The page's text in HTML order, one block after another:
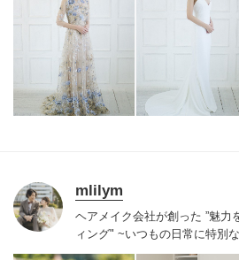
ごしてほしい。
その為に少し
さい。 Confetti Producers Yuko
mlilym
ヘアメイク会社が創った ”魅力
ィング" ~いつもの日常に特別
と経験のあるクリエイターが